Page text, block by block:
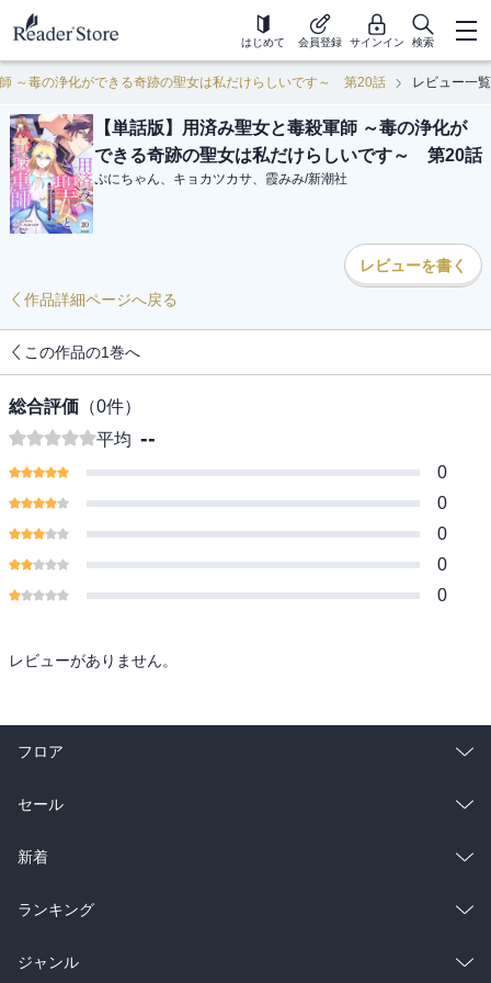
はじめて 会員登録 サインイン 検索
～毒の浄化ができる奇跡の聖女は私だけらしいです～ 第20話 レビュー一覧
【単話版】用済み聖女と毒殺軍師 ～毒の浄化が
できる奇跡の聖女は私だけらしいです～ 第20話
ぷにちゃん、キョカツカサ、霞みみ/新潮社
レビューを書く
作品詳細ページへ戻る
この作品の1巻へ
総合評価 （0件）
平均 --
0
0
0
0
0
レビューがありません。
フロア
総合
ラノベ
雑誌・グラビア
BL・TL
セール
総合
ラノベ
雑誌・グラビア
新着
総合
ラノベ
ランキング
総合
ジャンル